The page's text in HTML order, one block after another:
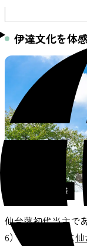
伊達文化を体
仙台藩初代当主で
6）年、青葉山に仙